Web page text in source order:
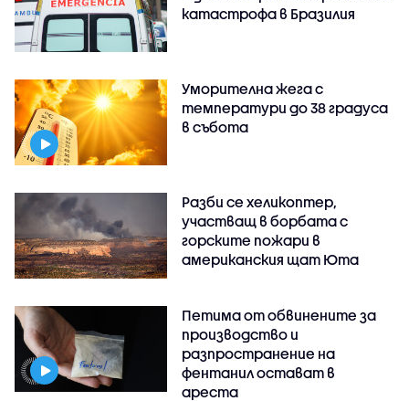
катастрофа в Бразилия
Уморителна жега с
температури до 38 градуса
в събота
Разби се хеликоптер,
участващ в борбата с
горските пожари в
американския щат Юта
Петима от обвинените за
производство и
разпространение на
фентанил остават в
ареста